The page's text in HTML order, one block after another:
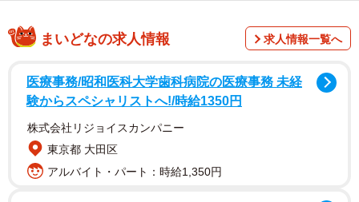
まいどなの求人情報 求人情報一覧へ
医療事務/昭和医科大学歯科病院の医療事務 未経
験からスペシャリストへ!/時給1350円
株式会社リジョイスカンパニー
東京都 大田区
アルバイト・パート：時給1,350円